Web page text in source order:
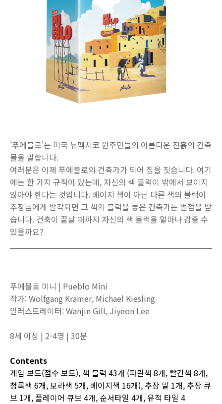
'푸에블로'는 미국 뉴멕시코 원주민들의 아름다운 진흙의 건축
물을 말합니다.
여러분은 이제 푸에블로의 건축가가 되어 집을 짓습니다. 여기
에는 한 가지 규칙이 있는데, 자신의 색 블럭이 밖에서 보이지
않아야 한다는 것입니다. 베이지 색이 아닌 다른 색의 블럭이
추장님에게 발각되면 그 색의 블럭을 놓은 건축가는 벌점을 받
습니다. 건축이 끝날 때까지 자신의 색 블럭을 얼마나 감출 수
있을까요?
푸에블로 미니 | Pueblo Mini
작가: Wolfgang Kramer, Michael Kiesling
일러스트레이터: Wanjin Gill, Jiyeon Lee
8세 이상 | 2-4명 | 30분
Contents
게임 보드(점수 보드), 색 블럭 43개 (파란색 8개, 빨간색 8개,
청록색 6개, 보라색 5개, 베이지색 16개), 추장 말 1개, 추장 큐
브 1개, 플레이어 큐브 4개, 순서타일 4개, 유적 타일 4